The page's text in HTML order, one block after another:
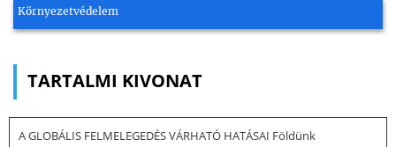
Környezetvédelem
TARTALMI KIVONAT
A GLOBÁLIS FELMELEGEDÉS VÁRHATÓ HATÁSAI Földünk